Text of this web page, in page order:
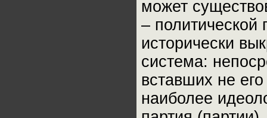
может
– политической
исторически
система:
вставших не
наиболее